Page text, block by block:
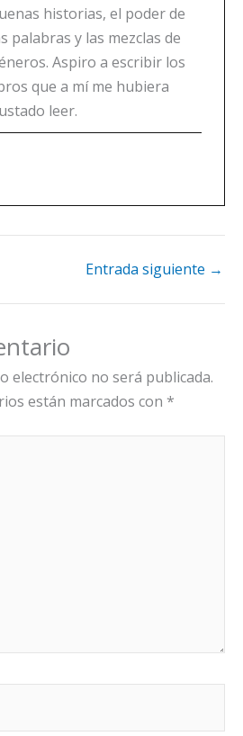
historias, el poder de
palabras y las mezclas de
Aspiro a escribir los
que a mí me hubiera
leer.
Entrada siguiente →
electrónico no será publicada.
están marcados con *